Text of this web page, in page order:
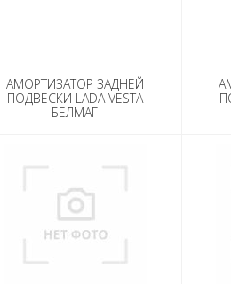
АМОРТИЗАТОР ЗАДНЕЙ
ПОДВЕСКИ LADA VESTA
БЕЛМАГ